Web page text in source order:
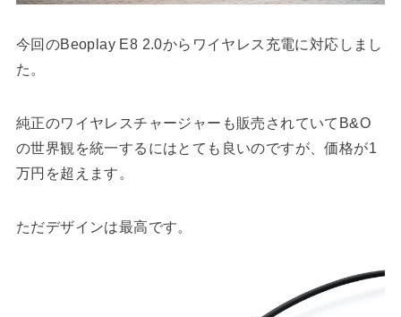
今回のBeoplay E8 2.0からワイヤレス充電に対応しまし
た。
純正のワイヤレスチャージャーも販売されていてB&O
の世界観を統一するにはとても良いのですが、価格が1
万円を超えます。
ただデザインは最高です。